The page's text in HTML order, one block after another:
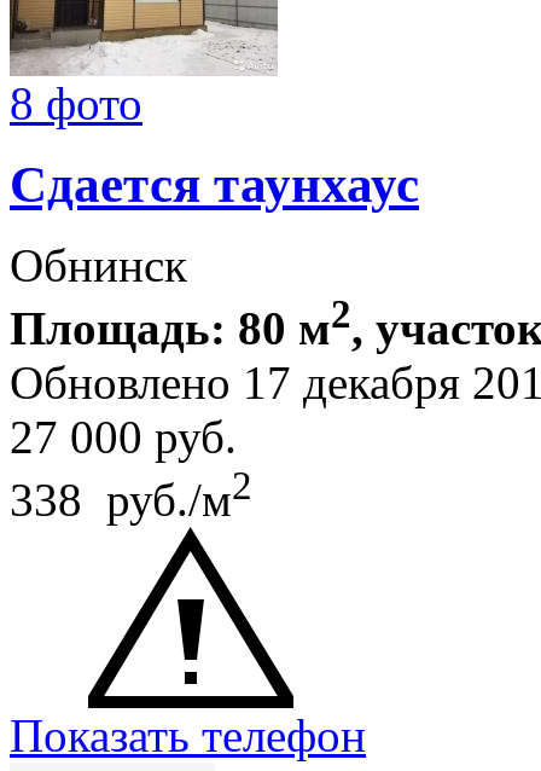
8 фото
Сдается таунхаус
Обнинск
Площадь: 80 м2,
Обновлено 17 декабря
27 000 руб.
338 руб./м2
Показать телефон